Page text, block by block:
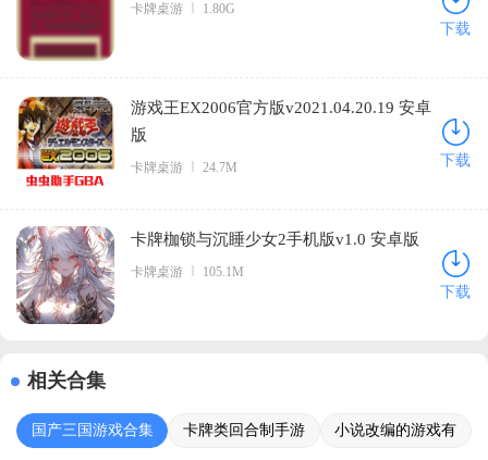
卡牌桌游 1.80G
下载
游戏王EX2006官方版v2021.04.20.19 安卓
版
卡牌桌游 24.7M 下载
卡牌枷锁与沉睡少女2手机版v1.0 安卓版
卡牌桌游 105.1M
下载
相关合集
国产三国游戏合集
卡牌类回合制手游
小说改编的游戏有